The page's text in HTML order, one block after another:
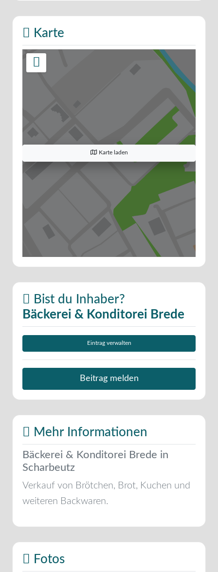
Karte
Karte laden
Bist du Inhaber?
Bäckerei & Konditorei Brede
Eintrag verwalten
Beitrag melden
Mehr Informationen
Bäckerei & Konditorei Brede in
Scharbeutz
Verkauf von Brötchen, Brot, Kuchen und
weiteren Backwaren.
Fotos